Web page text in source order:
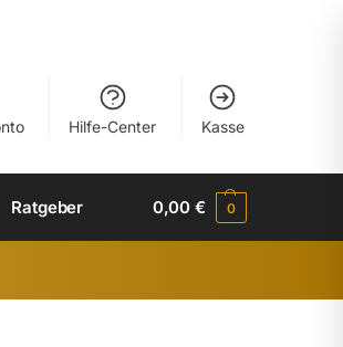
Hilfe-Center Kasse
Ratgeber 0,00€ 0